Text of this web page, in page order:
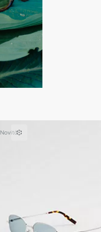
Novità